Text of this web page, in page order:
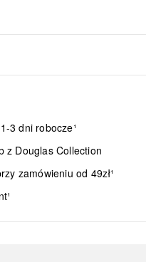
3 dni robocze¹
z Douglas Collection
zamówieniu od 49zł¹